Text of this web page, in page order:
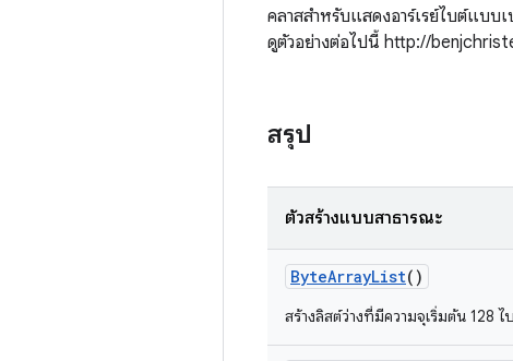
คลาสสำหรับแสดงอาร์เรย์ไบต์แบบ
ดูตัวอย่างต่อไปนี้ http://
สรุป
ตัวสร้างแบบสาธารณะ
ByteArrayList()
สร้างลิสต์ว่างที่มีความจุเริ่มต้น 128